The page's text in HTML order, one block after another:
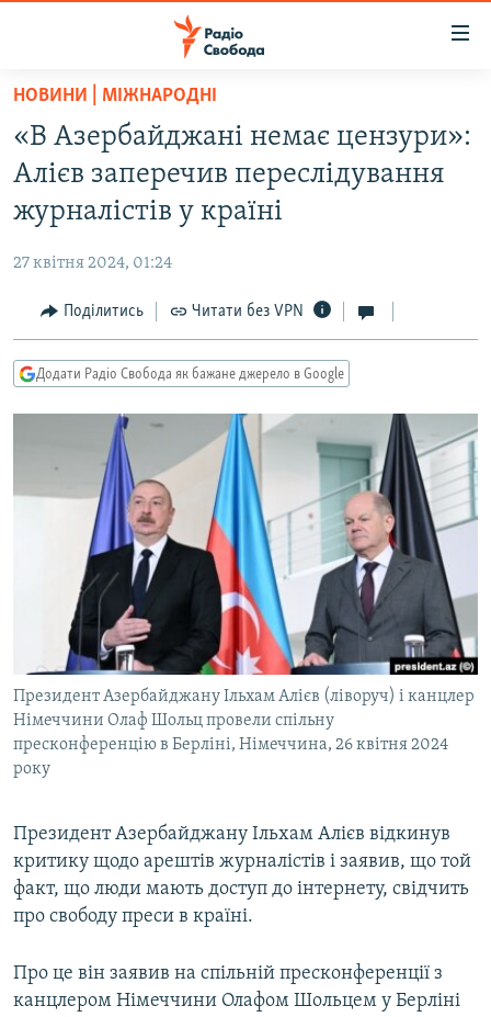
Перейти
основного
матеріалу
до
основної
Перейти
до
пошуку
РАДІО СВОБОДА – 70 РОКІВ
ВСЕ ЗА ДОБУ
СУСПІЛЬСТВО
СВІТ
РОСІЙСЬКА «ФІЛЬТРАЦІЯ»
ДОНБАС.РЕАЛІЇ
ТИ ЯК?
КИТАЙ.ВИКЛИКИ
МУЛЬТИМЕДІА
СПЕЦПРОЄКТИ
ПОДКАСТИ
КРИМ РЕАЛІЇ
РУС
УКР
ДОЛУЧАЙСЯ!
Усі сайти RFE/RL
НОВИНИ | МІЖНАРОДНІ
«В Азербайджані немає цензури»:
Алієв заперечив переслідування
журналістів у країні
27 квітня 2024, 01:24
Поділитись Читати без VPN
Додати Радіо Свобода як бажане джерело в Google
Президент Азербайджану Ільхам Алієв (ліворуч) і канцлер
Німеччини Олаф Шольц провели спільну
пресконференцію в Берліні, Німеччина, 26 квітня 2024
року
Президент Азербайджану Ільхам Алієв відкинув
критику щодо арештів журналістів і заявив, що той
факт, що люди мають доступ до інтернету, свідчить
про свободу преси в країні.
Про це він заявив на спільній пресконференції з
канцлером Німеччини Олафом Шольцем у Берліні